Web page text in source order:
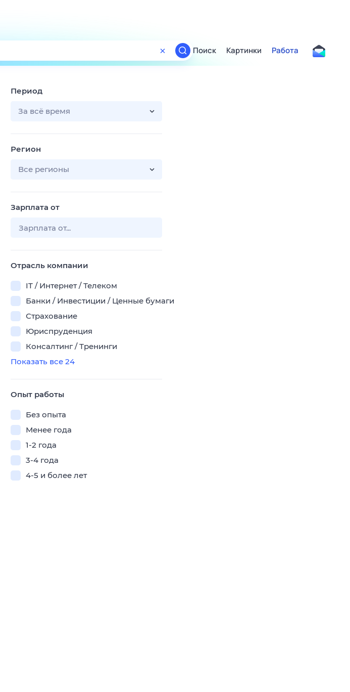
Поиск
ТВ-программа
Поиск Картинки Работа
Период
За всё время
Регион
Все регионы
Зарплата от
Отрасль компании
IT / Интернет / Телеком
Банки / Инвестиции / Ценные бумаги
Страхование
Юриспруденция
Консалтинг / Тренинги
Показать все 24
Опыт работы
Без опыта
Менее года
1-2 года
3-4 года
4-5 и более лет